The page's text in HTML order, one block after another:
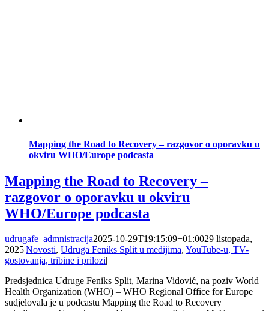
Mapping the Road to Recovery – razgovor o oporavku u
okviru WHO/Europe podcasta
Mapping the Road to Recovery –
razgovor o oporavku u okviru
WHO/Europe podcasta
udrugafe_admnistracija2025-10-29T19:15:09+01:0029 listopada,
2025|Novosti, Udruga Feniks Split u medijima, YouTube-u, TV-
gostovanja, tribine i prilozi|
Predsjednica Udruge Feniks Split, Marina Vidović, na poziv World
Health Organization (WHO) – WHO Regional Office for Europe
sudjelovala je u podcastu Mapping the Road to Recovery